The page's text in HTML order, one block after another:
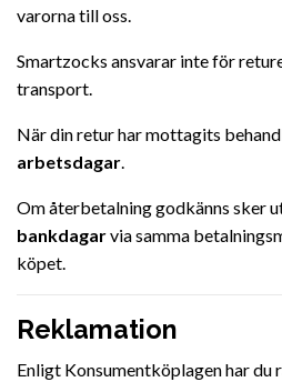
varorna till oss.
Smartzocks ansvarar inte för
transport.
När din retur har mottagits
arbetsdagar.
Om återbetalning godkänns sker
bankdagarvia samma
köpet.
Reklamation
Enligt Konsumentköplagen har du